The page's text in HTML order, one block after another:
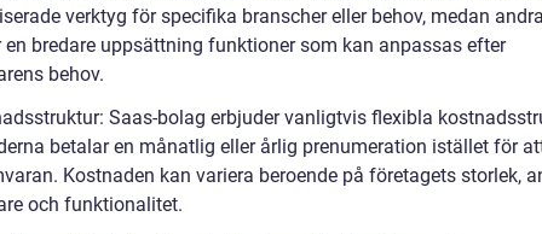
verktyg för specifika branscher eller behov, medan
en bredare uppsättning funktioner som kan anpassas efter
behov.
Saas-bolag erbjuder vanligtvis flexibla
betalar en månatlig eller årlig prenumeration istället för
Kostnaden kan variera beroende på företagets storlek,
och funktionalitet.